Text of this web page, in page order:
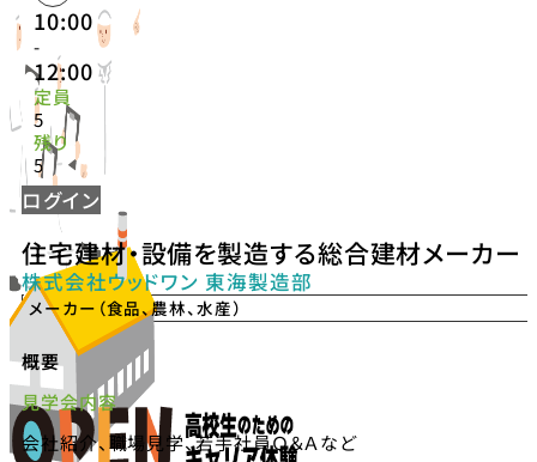
10:00
-
12:00
定員
5
残り
5
ログイン
住宅建材・設備を製造する総合建材メーカー
株式会社ウッドワン 東海製造部
メーカー（食品、農林、水産）
概要
見学会内容
会社紹介、職場見学、若手社員Ｑ＆Ａなど